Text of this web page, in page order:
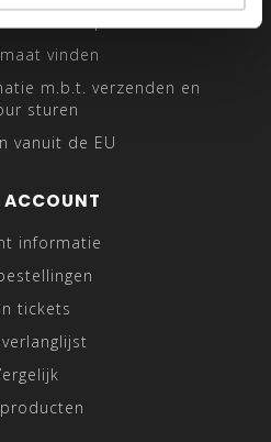
vinden
m.b.t. verzenden en
sturen
vanuit de EU
informatie
tickets